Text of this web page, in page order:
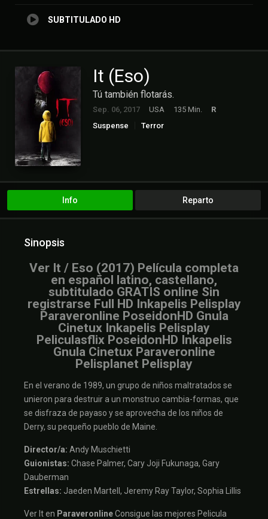
SUBTITULADO HD
It (Eso)
Tú también flotarás.
Sep. 06, 2017 USA 135 Min.
R
Suspense
Terror
Info Reparto
Sinopsis
Ver It / Eso (2017) Película completa
en español latino, castellano,
subtitulado GRATIS online Sin
registrarse Full HD Inkapelis Pelisplay
Paraveronline PoseidonHD Gnula
Cinetux Inkapelis Pelisplay
Peliculasflix PoseidonHD Inkapelis
Gnula Cinetux Paraveronline
Pelisplanet Pelisplay
En el verano de 1989, un grupo de niños maltratados se
unieron para destruir a un monstruo cambia-formas, que
se disfraza de payaso y se aprovecha de los niños de
Derry, su pequeño pueblo de Maine.
Director/a: Andy Muschietti
Guionistas: Chase Palmer, Cary Joji Fukunaga, Gary
Dauberman
Estrellas: Jaeden Martell, Jeremy Ray Taylor, Sophia Lillis
Ver It en ParaveronlineConsigue las mejores Pelicula